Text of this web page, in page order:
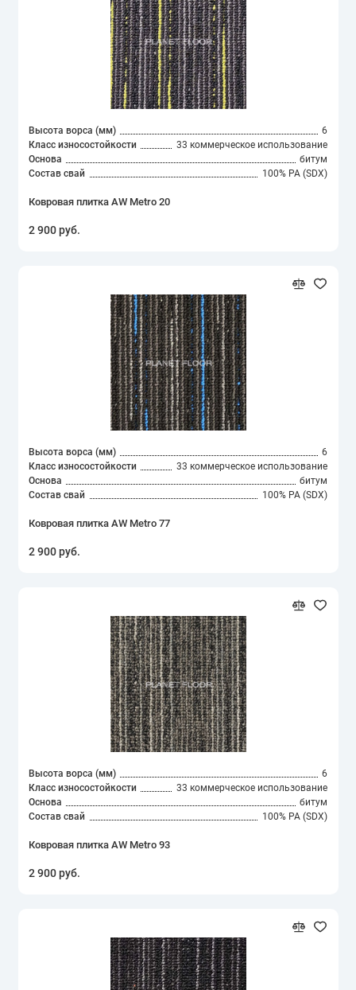
Высота ворса (мм)
6
Класс износостойкости
33 коммерческое использование
Основа
битум
Состав свай
100% PA (SDX)
Ковровая плитка AW Metro 20
2 900 руб.
Высота ворса (мм)
6
Класс износостойкости
33 коммерческое использование
Основа
битум
Состав свай
100% PA (SDX)
Ковровая плитка AW Metro 77
2 900 руб.
Высота ворса (мм)
6
Класс износостойкости
33 коммерческое использование
Основа
битум
Состав свай
100% PA (SDX)
Ковровая плитка AW Metro 93
2 900 руб.